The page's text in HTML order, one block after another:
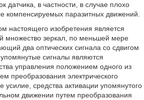
датчика, в частности, в случае плохо
компенсируемых паразитных движений.
настоящего изобретения является
множество зеркал, по меньшей мере
два оптических сигнала со сдвигом
сигналы являются
управления положением одного из
преобразования электрического
усилие, средства активации упомянутого
движении путем преобразования